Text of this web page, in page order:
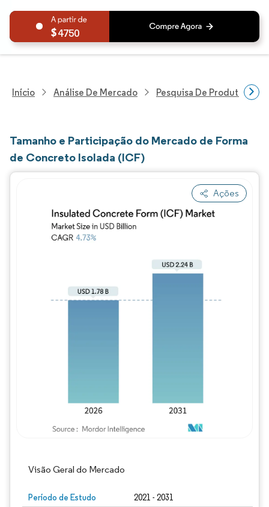
4750
Início Análise De Mercado Pesquisa De Produtos
Tamanho e Participação do Mercado de Forma
de Concreto Isolada (ICF)
Ações
Visão Geral do Mercado
Período de Estudo 2021 - 2031